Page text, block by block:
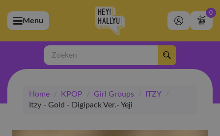
(Artiesten)
(Merchandise)
(Exclusive)
(Winkel)
Menu
0
Zoeken
Home / KPOP / Girl Groups / ITZY
/
Itzy - Gold - Digipack Ver.- Yeji